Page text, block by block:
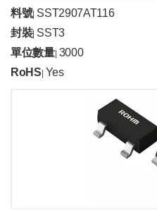
料號| SST2907AT116
封裝| SST3
單位數量| 3000
RoHS Yes